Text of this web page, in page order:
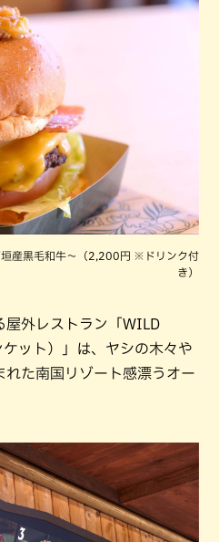
垣産黒毛和牛〜（2,200円 ※ドリンク付
き）
屋外レストラン「WILD
ット）」は、ヤシの木々や
れた南国リゾート感漂うオー